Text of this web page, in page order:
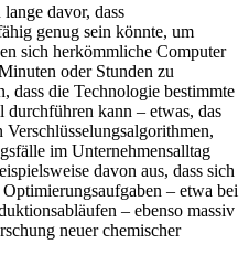
davor, dass
genug sein könnte, um
sich herkömmliche Computer
oder Stunden zu
dass die Technologie bestimmte
kann – etwas, das
im Unternehmensalltag
davon aus, dass sich
– etwa bei
– ebenso massiv
neuer chemischer